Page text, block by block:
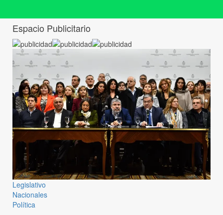
Espacio Publicitario
Legislativo
Nacionales
Política